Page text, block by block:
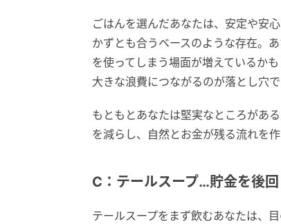
ごはんを選んだあなたは、安定や安
かずとも合うベースのような存在。
を使ってしまう場面が増えているか
大きな浪費につながるのが落とし穴で
もともとあなたは堅実なところがあ
を減らし、自然とお金が残る流れを
C：テールスープ…貯金を後
テールスープをまず飲むあなたは、